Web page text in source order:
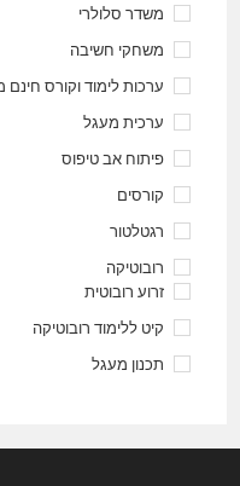
משדר סלולרי
משחקי חשיבה
ערכות לימוד וקורס
ערכית מעגל
פיתוח אב טיפוס
קורסים
רגטלטור
רובוטיקה
זרוע רובוטית
קיט ללימוד רובוטיקה
תכנון מעגל